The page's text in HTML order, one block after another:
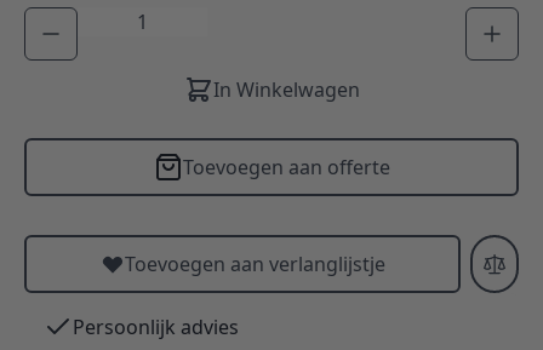
Aantal
In Winkelwagen
Toevoegen aan offerte
Toevoegen aan verlanglijstje
Persoonlijk advies